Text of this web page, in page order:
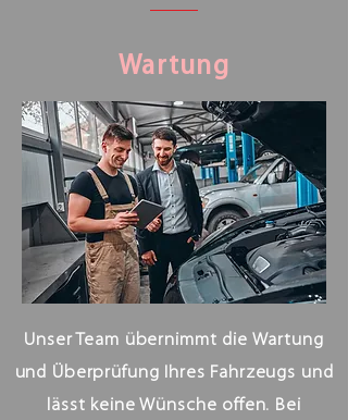
Wartung
Unser Team übernimmt die Wartung
und Überprüfung Ihres Fahrzeugs und
lässt keine Wünsche offen. Bei